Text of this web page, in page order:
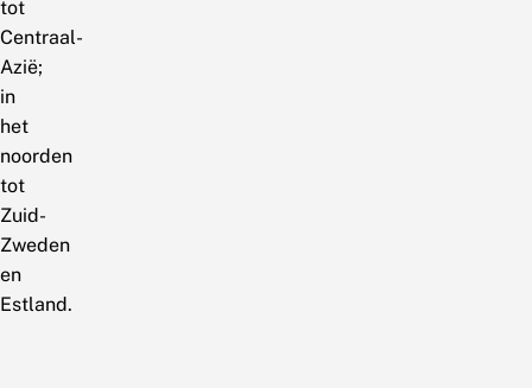
tot
Centraal-
Azië;
in
het
noorden
tot
Zuid-
Zweden
en
Estland.